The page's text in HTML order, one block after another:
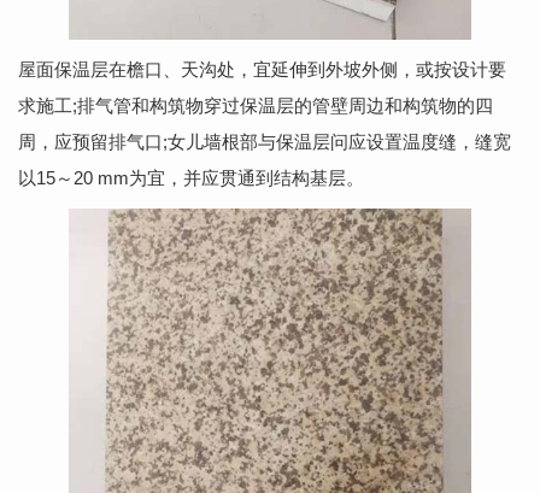
屋面保温层在檐口、天沟处，宜延伸到外坡外侧，或按设计要
求施工;排气管和构筑物穿过保温层的管壁周边和构筑物的四
周，应预留排气口;女儿墙根部与保温层问应设置温度缝，缝宽
以15～20 mm为宜，并应贯通到结构基层。